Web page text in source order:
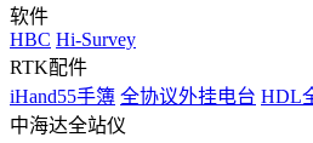
软件
HBC Hi-Survey
RTK配件
iHand55手簿 全协议外挂电台 HDL
中海达全站仪